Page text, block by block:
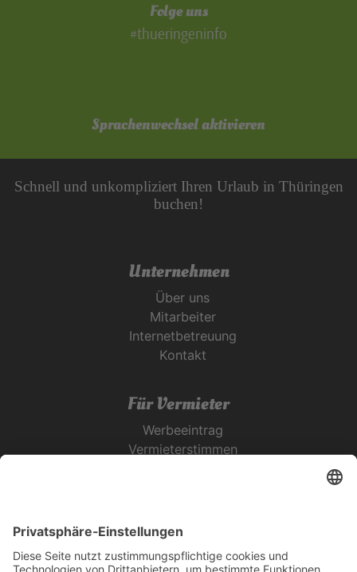
Folge uns
#thueringeninfo
Sprachenwechsel aktivieren
Schnell und unkompliziert Ihren Urlaub in Thüringen
buchen!
Unternehmen
Über uns
Mitarbeiter
Internetbetreuung
Kontakt
Für Vermieter
Werbeeintrag
Vermieterstimmen
Urlaubsservice
Bücher, Karten & CD's